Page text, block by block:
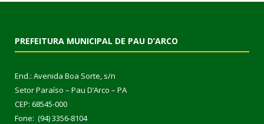
PREFEITURA MUNICIPAL DE PAU D’ARCO
End.: Avenida Boa Sorte, s/n
Setor Paraíso – Pau D’Arco – PA
CEP: 68545-000
Fone: (94) 3356-8104